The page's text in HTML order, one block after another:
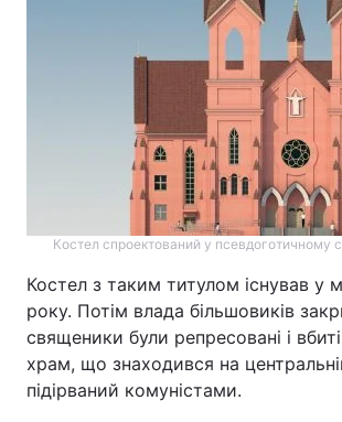
Костел спроектований у псевдоготичному
Костел з таким титулом існував у
року. Потім влада більшовиків
священики були репресовані і
храм, що знаходився на
підірваний комуністами.